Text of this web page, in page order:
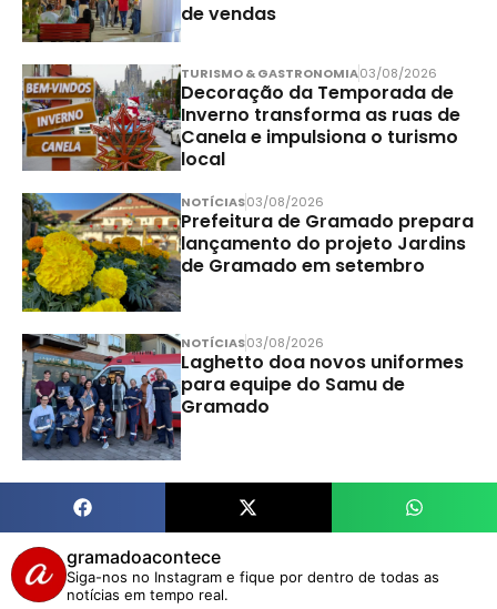
de vendas
TURISMO & GASTRONOMIA03/08/2026
Decoração da Temporada de
Inverno transforma as ruas de
Canela e impulsiona o turismo
local
NOTÍCIAS03/08/2026
Prefeitura de Gramado prepara
lançamento do projeto Jardins
de Gramado em setembro
NOTÍCIAS03/08/2026
Laghetto doa novos uniformes
para equipe do Samu de
Gramado
gramadoacontece
Siga-nos no Instagram e fique por dentro de todas as
notícias em tempo real.